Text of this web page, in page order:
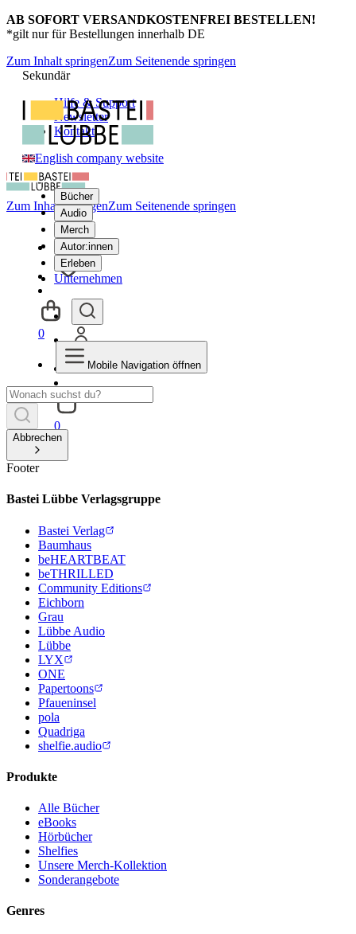
AB SOFORT VERSANDKOSTENFREI BESTELLEN!
*gilt nur für Bestellungen innerhalb DE
Zum Inhalt springenZum Seitenende springen
Sekundär
Hilfe & Support
Newsletter
Kontakt
English company website
Bücher
Audio
Merch
Autor:innen
Erleben
Unternehmen
0
Zum Inhalt springenZum Seitenende springen
0
Mobile Navigation öffnen
Abbrechen
Footer
Bastei Lübbe Verlagsgruppe
Bastei Verlag
Baumhaus
beHEARTBEAT
beTHRILLED
Community Editions
Eichborn
Grau
Lübbe Audio
Lübbe
LYX
ONE
Papertoons
Pfaueninsel
pola
Quadriga
shelfie.audio
Produkte
Alle Bücher
eBooks
Hörbücher
Shelfies
Unsere Merch-Kollektion
Sonderangebote
Genres